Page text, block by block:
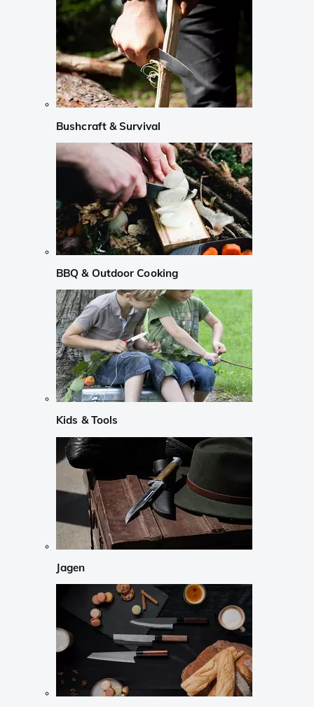
Bushcraft & Survival
BBQ & Outdoor Cooking
Kids & Tools
Jagen